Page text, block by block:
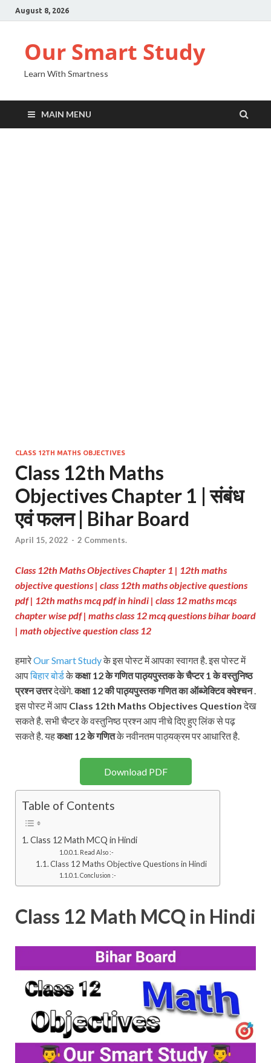
August 8, 2026
Our Smart Study
Learn With Smartness
MAIN MENU
CLASS 12TH MATHS OBJECTIVES
Class 12th Maths
Objectives Chapter 1 | संबंध
एवं फलन | Bihar Board
April 15, 2022 - 2 Comments.
Class 12th Maths Objectives Chapter 1 | 12th maths
objective questions | class 12th maths objective questions
pdf | 12th maths mcq pdf in hindi | class 12 maths mcqs
chapter wise pdf | maths class 12 mcq questions bihar board
| math objective question class 12
हमारेOur Smart Studyके इस पोस्ट में आपका स्वागत है. इस पोस्ट में
आपबिहार बोर्डकेकक्षा 12 के गणित पाठ्यपुस्तक के चैप्टर 1 के वस्तुनिष्ठ
प्रश्नउत्तरदेखेंगे.कक्षा 12 की पाठ्यपुस्तकगणित का ऑब्जेक्टिव क्वेश्चन.
इस पोस्ट में आप Class 12th Maths Objectives Questionदेख
सकते है. सभी चैप्टर के वस्तुनिष्ठ प्रश्न आप नीचे दिए हुए लिंक से पढ़
सकते है. यहकक्षा 12 केगणितके नवीनतम पाठ्यक्रम पर आधारित है.
Download PDF
Table of Contents
Class 12 Math MCQ in Hindi
Read Also :-
Class 12 Maths Objective Questions in Hindi
Conclusion :-
Class 12 Math MCQ in Hindi